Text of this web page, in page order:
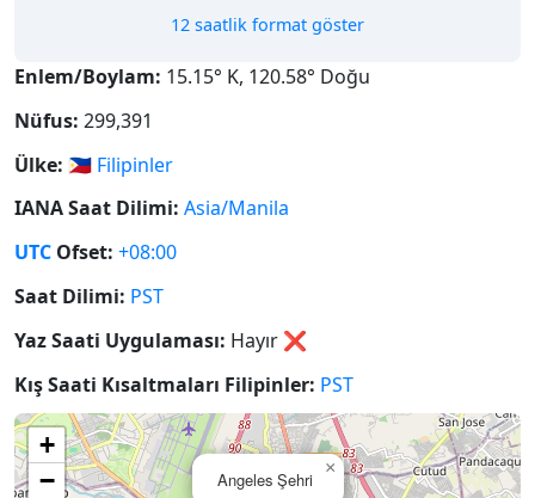
12 saatlik format göster
Enlem/Boylam: 15.15° K, 120.58° Doğu
Nüfus: 299,391
Ülke: 🇵🇭 Filipinler
IANA Saat Dilimi: Asia/Manila
UTC Ofset: +08:00
Saat Dilimi: PST
Yaz Saati Uygulaması: Hayır ❌
Kış Saati Kısaltmaları Filipinler: PST
Angeles Şehri
×
+
−